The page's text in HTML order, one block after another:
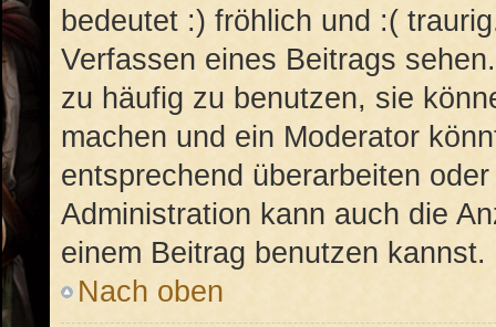
bedeutet :) fröhlich und :(
Verfassen eines Beitrags
zu häufig zu benutzen, sie
machen und ein Moderator
entsprechend überarbeiten
Administration kann auch die
einem Beitrag benutzen kannst.
Nach oben